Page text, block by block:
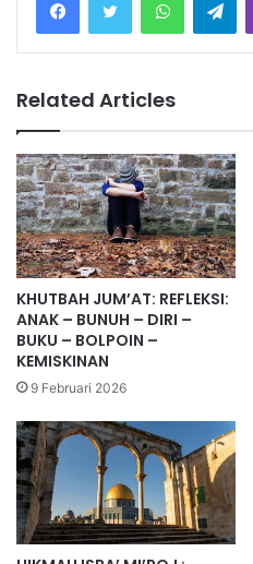
Related Articles
KHUTBAH JUM’AT: REFLEKSI:
ANAK – BUNUH – DIRI –
BUKU – BOLPOIN –
KEMISKINAN
9 Februari 2026